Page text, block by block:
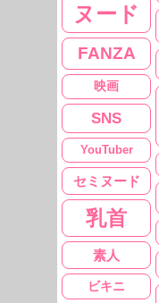
ヌード
FANZA
映画
SNS
YouTuber
セミヌード
乳首
素人
ビキニ